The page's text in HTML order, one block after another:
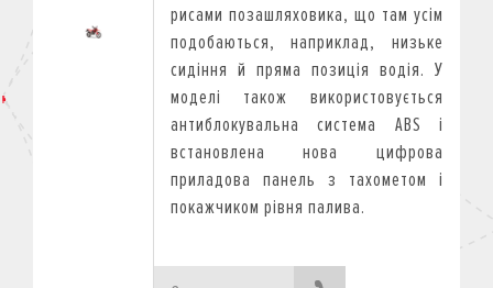
рисами позашляховика, що там усім
подобаються, наприклад, низьке
сидіння й пряма позиція водія. У
моделі також використовується
антиблокувальна система ABS і
встановлена нова цифрова
приладова панель з тахометом і
покажчиком рівня палива.